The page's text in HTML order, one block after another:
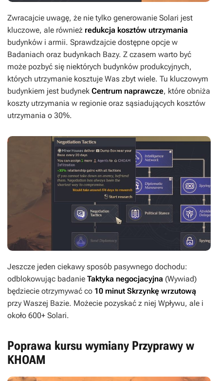
Zwracajcie uwagę, że nie tylko generowanie Solari jest
kluczowe, ale również redukcja kosztów utrzymania
budynków i armii. Sprawdzajcie dostępne opcje w
Badaniach oraz budynkach Bazy. Z czasem warto być
może pozbyć się niektórych budynków produkcyjnych,
których utrzymanie kosztuje Was zbyt wiele. Tu kluczowym
budynkiem jest budynek Centrum naprawcze, które obniża
koszty utrzymania w regionie oraz sąsiadujących kosztów
utrzymania o 30%.
Jeszcze jeden ciekawy sposób pasywnego dochodu:
odblokowując badanie Taktyka negocjacyjna (Wywiad)
będziecie otrzymywać co 10 minut Skrzynkę wrzutową
przy Waszej Bazie. Możecie pozyskać z niej Wpływu, ale i
około 600+ Solari.
Poprawa kursu wymiany Przyprawy w
KHOAM